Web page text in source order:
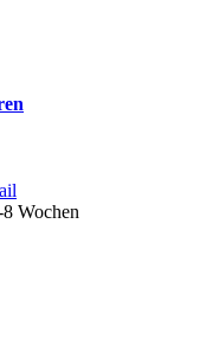
Wochen